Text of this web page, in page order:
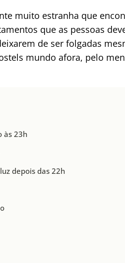
muito estranha que
que as pessoas
de ser folgadas
mundo afora, pelo
às 23h
depois das 22h